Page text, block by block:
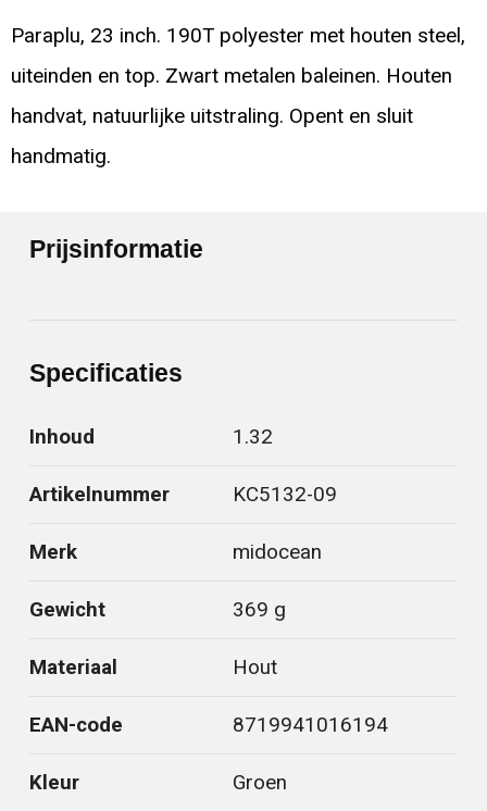
Paraplu, 23 inch. 190T polyester met houten steel,
uiteinden en top. Zwart metalen baleinen. Houten
handvat, natuurlijke uitstraling. Opent en sluit
handmatig.
Prijsinformatie
Specificaties
Inhoud 1.32
Artikelnummer KC5132-09
Merk midocean
Gewicht 369 g
Materiaal Hout
EAN-code 8719941016194
Kleur Groen